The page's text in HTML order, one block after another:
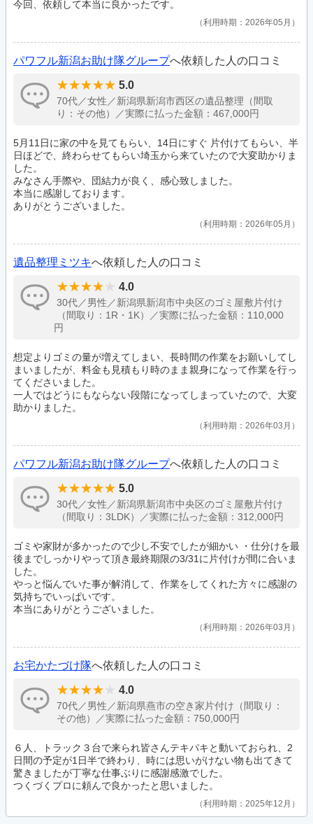
今回、依頼して本当に良かったです。
利用時期：2026年05月
パワフル新潟お助け隊グループへ依頼した人の口コミ
5.0
70代／女性／新潟県新潟市西区の遺品整理（間取
り：その他）／実際に払った金額：467,000円
5月11日に家の中を見てもらい、14日にすぐ 片付けてもらい、半
日ほどで、終わらせてもらい埼玉から来ていたので大変助かりま
した。
みなさん手際や、団結力が良く、感心致しました。
本当に感謝しております。
ありがとうございました。
利用時期：2026年05月
遺品整理ミツキへ依頼した人の口コミ
4.0
30代／男性／新潟県新潟市中央区のゴミ屋敷片付け
（間取り：1R・1K）／実際に払った金額：110,000
円
想定よりゴミの量が増えてしまい、長時間の作業をお願いしてし
まいましたが、料金も見積もり時のまま親身になって作業を行っ
てくださいました。
一人ではどうにもならない段階になってしまっていたので、大変
助かりました。
利用時期：2026年03月
パワフル新潟お助け隊グループへ依頼した人の口コミ
5.0
30代／女性／新潟県新潟市中央区のゴミ屋敷片付け
（間取り：3LDK）／実際に払った金額：312,000円
ゴミや家財が多かったので少し不安でしたが細かい ・仕分けを最
後までしっかりやって頂き最終期限の3/31に片付けが間に合いま
した。
やっと悩んでいた事が解消して、作業をしてくれた方々に感謝の
気持ちでいっぱいです。
本当にありがとうございました。
利用時期：2026年03月
お宅かたづけ隊へ依頼した人の口コミ
4.0
70代／男性／新潟県燕市の空き家片付け（間取り：
その他）／実際に払った金額：750,000円
６人、トラック３台で来られ皆さんテキパキと動いておられ、2
日間の予定が1日半で終わり、時には思いがけない物も出てきて
驚きましたが丁寧な仕事ぶりに感謝感激でした。
つくづくプロに頼んで良かったと思いました。
利用時期：2025年12月